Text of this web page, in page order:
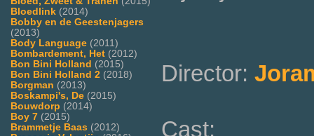
Bloedlink (2014)
Bobby en de Geestenjagers
(2013)
Body Language (2011)
Bombardement, Het (2012)
Bon Bini Holland (2015)
Bon Bini Holland 2 (2018)
Borgman (2013)
Boskampi's, De (2015)
Bouwdorp (2014)
Boy 7 (2015)
Brammetje Baas (2012)
Director:
Cast: